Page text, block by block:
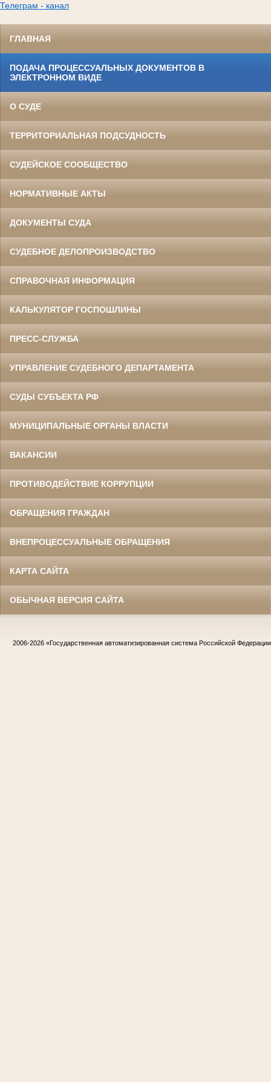
Телеграм - канал
ГЛАВНАЯ
ПОДАЧА ПРОЦЕССУАЛЬНЫХ ДОКУМЕНТОВ В
ЭЛЕКТРОННОМ ВИДЕ
О СУДЕ
ТЕРРИТОРИАЛЬНАЯ ПОДСУДНОСТЬ
СУДЕЙСКОЕ СООБЩЕСТВО
НОРМАТИВНЫЕ АКТЫ
ДОКУМЕНТЫ СУДА
СУДЕБНОЕ ДЕЛОПРОИЗВОДСТВО
СПРАВОЧНАЯ ИНФОРМАЦИЯ
КАЛЬКУЛЯТОР ГОСПОШЛИНЫ
ПРЕСС-СЛУЖБА
УПРАВЛЕНИЕ СУДЕБНОГО ДЕПАРТАМЕНТА
СУДЫ СУБЪЕКТА РФ
МУНИЦИПАЛЬНЫЕ ОРГАНЫ ВЛАСТИ
ВАКАНСИИ
ПРОТИВОДЕЙСТВИЕ КОРРУПЦИИ
ОБРАЩЕНИЯ ГРАЖДАН
ВНЕПРОЦЕССУАЛЬНЫЕ ОБРАЩЕНИЯ
КАРТА САЙТА
ОБЫЧНАЯ ВЕРСИЯ САЙТА
2006-2026 «Государственная автоматизированная система Российской